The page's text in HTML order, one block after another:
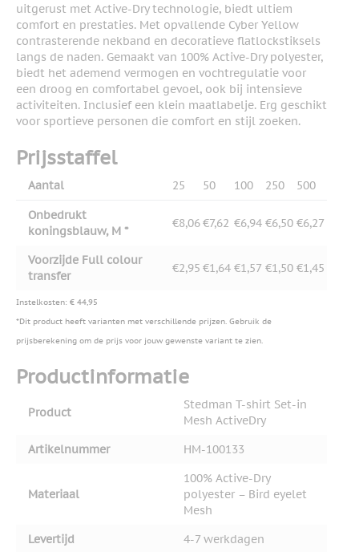
uitgerust met Active-Dry technologie, biedt ultiem
comfort en prestaties. Met opvallende Cyber Yellow
contrasterende nekband en decoratieve flatlockstiksels
langs de naden. Gemaakt van 100% Active-Dry polyester,
biedt het ademend vermogen en vochtregulatie voor
een droog en comfortabel gevoel, ook bij intensieve
activiteiten. Inclusief een klein maatlabelje. Erg geschikt
voor sportieve personen die comfort en stijl zoeken.
Prijsstaffel
Aantal 25 50 100 250 500
Onbedrukt
koningsblauw, M *
€8,06€7,62 €6,94 €6,50 €6,27
Voorzijde Full colour
transfer
€2,95 €1,64 €1,57 €1,50 €1,45
Instelkosten: € 44,95
*Dit product heeft varianten met verschillende prijzen. Gebruik de
prijsberekening om de prijs voor jouw gewenste variant te zien.
Productinformatie
Product
Stedman T-shirt Set-in
Mesh ActiveDry
Artikelnummer
HM-100133
Materiaal
100% Active-Dry
polyester – Bird eyelet
Mesh
Levertijd
4-7 werkdagen